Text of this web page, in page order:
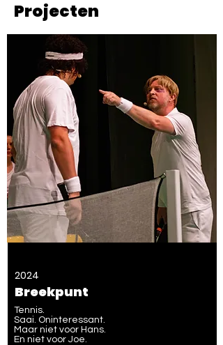
Projecten
2024
Breekpunt
Tennis.
Saai. Oninteressant.
Maar niet voor Hans.
En niet voor Joe.